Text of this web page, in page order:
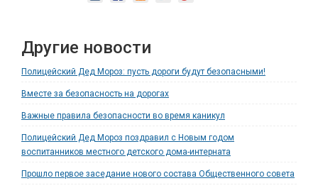
Другие новости
Полицейский Дед Мороз: пусть дороги будут безопасными!
Вместе за безопасность на дорогах
Важные правила безопасности во время каникул
Полицейский Дед Мороз поздравил с Новым годом
воспитанников местного детского дома-интерната
Прошло первое заседание нового состава Общественного совета